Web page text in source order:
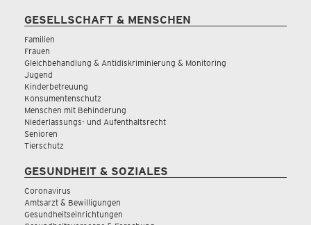
GESELLSCHAFT & MENSCHEN
Familien
Frauen
Gleichbehandlung & Antidiskriminierung & Monitoring
Jugend
Kinderbetreuung
Konsumentenschutz
Menschen mit Behinderung
Niederlassungs- und Aufenthaltsrecht
Senioren
Tierschutz
GESUNDHEIT & SOZIALES
Coronavirus
Amtsarzt & Bewilligungen
Gesundheitseinrichtungen